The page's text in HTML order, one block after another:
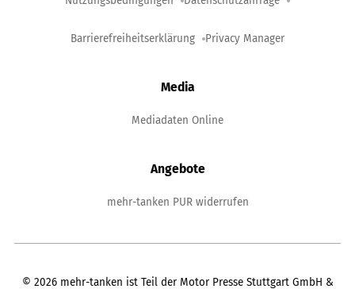
Barrierefreiheitserklärung Privacy Manager
Media
Mediadaten Online
Angebote
mehr-tanken PUR widerrufen
© 2026 mehr-tanken ist Teil der Motor Presse Stuttgart GmbH &